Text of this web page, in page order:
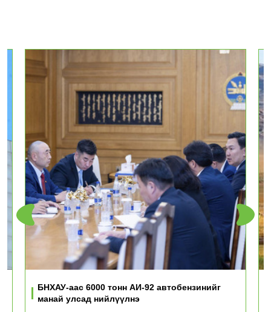
БНХАУ-аас 6000 тонн АИ-92 автобензинийг
манай улсад нийлүүлнэ